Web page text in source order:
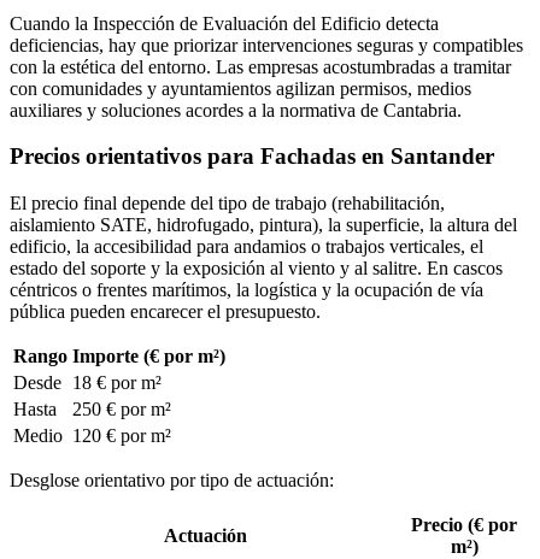
Cuando la Inspección de Evaluación del Edificio detecta
deficiencias, hay que priorizar intervenciones seguras y compatibles
con la estética del entorno. Las empresas acostumbradas a tramitar
con comunidades y ayuntamientos agilizan permisos, medios
auxiliares y soluciones acordes a la normativa de Cantabria.
Precios orientativos para Fachadas en Santander
El precio final depende del tipo de trabajo (rehabilitación,
aislamiento SATE, hidrofugado, pintura), la superficie, la altura del
edificio, la accesibilidad para andamios o trabajos verticales, el
estado del soporte y la exposición al viento y al salitre. En cascos
céntricos o frentes marítimos, la logística y la ocupación de vía
pública pueden encarecer el presupuesto.
Rango Importe (€ por m²)
Desde 18 € por m²
Hasta
250 € por m²
Medio 120 € por m²
Desglose orientativo por tipo de actuación:
Actuación
Precio (€ por
m²)